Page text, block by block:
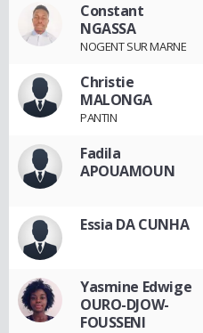
Constant
NGASSA
NOGENT SUR MARNE
Christie
MALONGA
PANTIN
Fadila
APOUAMOUN
Essia DA CUNHA
Yasmine Edwige
OURO-DJOW-
FOUSSENI